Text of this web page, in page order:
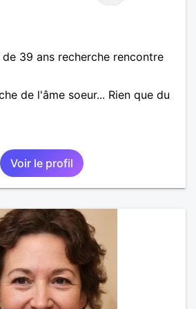
39 ans recherche rencontre
de l'âme soeur... Rien que du
Voir le profil